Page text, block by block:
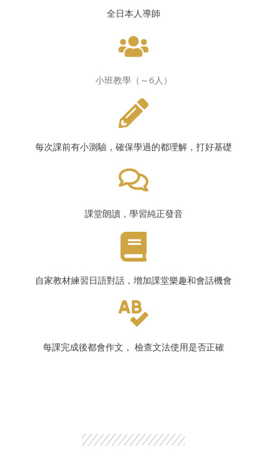
全日本人導師
小班教學（～6人）
每次課前有小測驗，確保學過的都理解，打好基礎
課堂朗讀，學習純正發音
自家教材練習日語對話，增加課堂樂趣和會話機會
每課完成後都會作文， 檢查文法使用是否正確